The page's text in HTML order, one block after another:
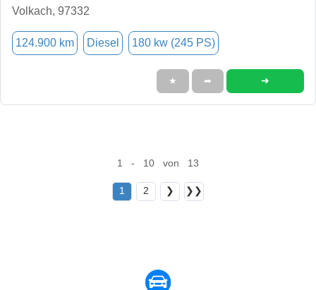
Volkach, 97332
124.900 km Diesel 180 kw (245 PS)
★ ➦ ➜
1 - 10 von 13
1 2 ❯ ❯❯